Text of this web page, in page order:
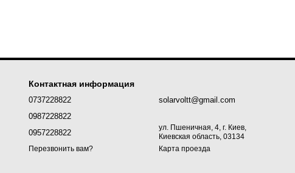
Контактная информация
0737228822
0987228822
0957228822
Перезвонить вам?
solarvoltt@gmail.com
ул. Пшеничная, 4, г. Киев,
Киевская область, 03134
Карта проезда